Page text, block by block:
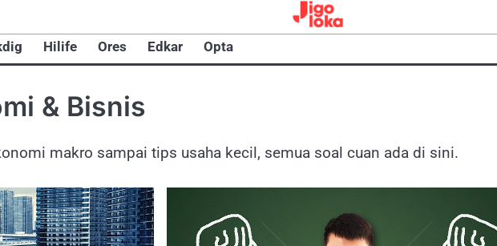
Hilife Ores Edkar Opta
& Bisnis
makro sampai tips usaha kecil, semua soal cuan ada di sini.